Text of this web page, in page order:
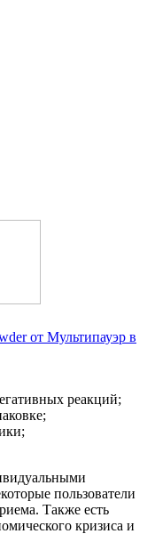
от Мультипауэр в
реакций;
пользователи
Также есть
кризиса и